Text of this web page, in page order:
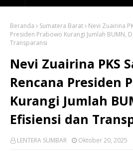
Beranda Sumatera Barat
Nevi Zuairina
Presiden Prabowo Kurangi Jumlah BUMN,
Transparansi
Nevi Zuairina PKS
Rencana Presiden
Kurangi Jumlah
Efisiensi dan
LENTERA SUMBAR Oktober 20, 2025